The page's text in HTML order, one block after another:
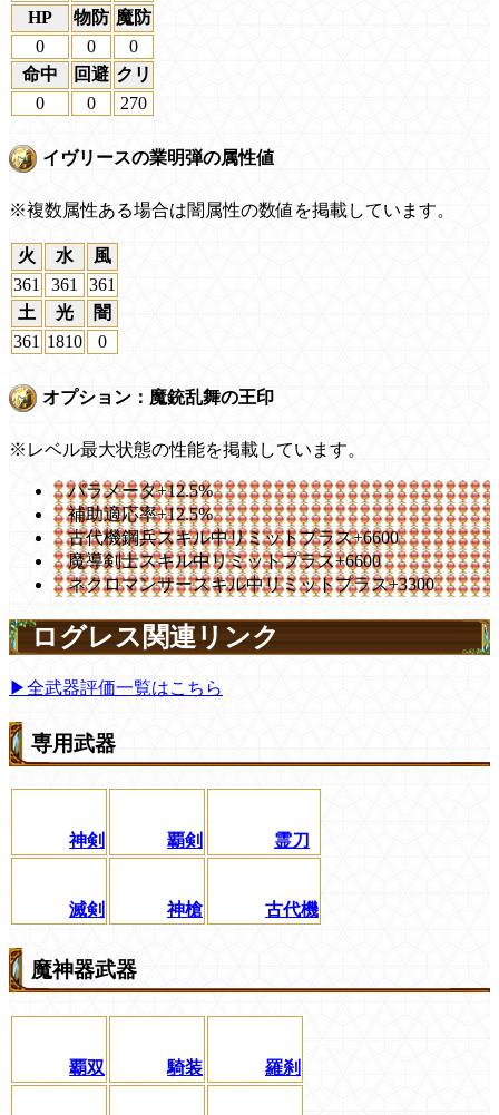
HP
物防 魔防
0
0
0
命中
回避 クリ
0
0 270
イヴリースの業明弾の属性値
※複数属性ある場合は闇属性の数値を掲載しています。
火 水
風
361
361
361
土
光
闇
361 1810 0
オプション：魔銃乱舞の王印
※レベル最大状態の性能を掲載しています。
パラメータ+12.5%
補助適応率+12.5%
古代機鋼兵スキル中リミットプラス+6600
魔導剣士スキル中リミットプラス+6600
ネクロマンサースキル中リミットプラス+3300
ログレス関連リンク
▶全武器評価一覧はこちら
専用武器
神剣 覇剣 霊刀
滅剣 神槍 古代機
魔神器武器
覇双 騎装 羅刹